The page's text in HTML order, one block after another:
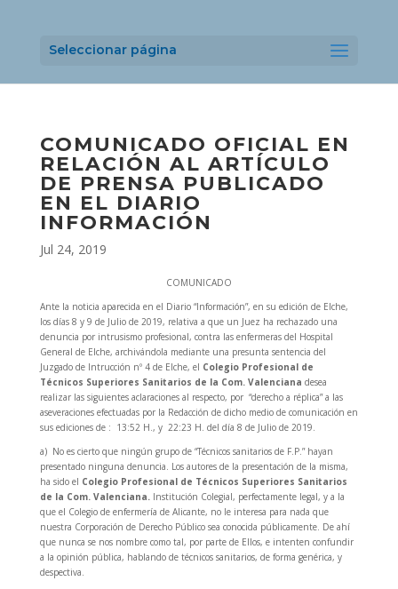
Seleccionar página
COMUNICADO OFICIAL EN
RELACIÓN AL ARTÍCULO
DE PRENSA PUBLICADO
EN EL DIARIO
INFORMACIÓN
Jul 24, 2019
COMUNICADO
Ante la noticia aparecida en el Diario “Información”, en su edición de Elche,
los días 8 y 9 de Julio de 2019, relativa a que un Juez ha rechazado una
denuncia por intrusismo profesional, contra las enfermeras del Hospital
General de Elche, archivándola mediante una presunta sentencia del
Juzgado de Intrucción nº 4 de Elche, el Colegio Profesional de
Técnicos Superiores Sanitarios de la Com. Valenciana desea
realizar las siguientes aclaraciones al respecto, por “derecho a réplica” a las
aseveraciones efectuadas por la Redacción de dicho medio de comunicación en
sus ediciones de : 13:52 H., y 22:23 H. del día 8 de Julio de 2019.
a) No es cierto que ningún grupo de “Técnicos sanitarios de F.P.” hayan
presentado ninguna denuncia. Los autores de la presentación de la misma,
ha sido el Colegio Profesional de Técnicos Superiores Sanitarios
de la Com. Valenciana.Institución Colegial, perfectamente legal, y a la
que el Colegio de enfermería de Alicante, no le interesa para nada que
nuestra Corporación de Derecho Público sea conocida públicamente. De ahí
que nunca se nos nombre como tal, por parte de Ellos, e intenten confundir
a la opinión pública, hablando de técnicos sanitarios, de forma genérica, y
despectiva.